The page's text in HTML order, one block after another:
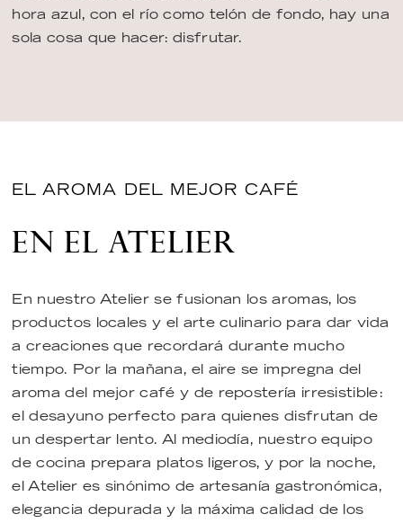
hora azul, con el río como telón de fondo, hay una
sola cosa que hacer: disfrutar.
EL AROMA DEL MEJOR CAFÉ
EN EL ATELIER
En nuestro Atelier se fusionan los aromas, los
productos locales y el arte culinario para dar vida
a creaciones que recordará durante mucho
tiempo. Por la mañana, el aire se impregna del
aroma del mejor café y de repostería irresistible:
el desayuno perfecto para quienes disfrutan de
un despertar lento. Al mediodía, nuestro equipo
de cocina prepara platos ligeros, y por la noche,
el Atelier es sinónimo de artesanía gastronómica,
elegancia depurada y la máxima calidad de los